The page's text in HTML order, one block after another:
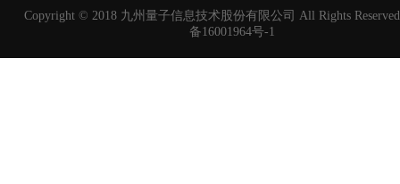
Copyright © 2018 九州量子信息技术股份有限公司 All Rights
备16001964号-1